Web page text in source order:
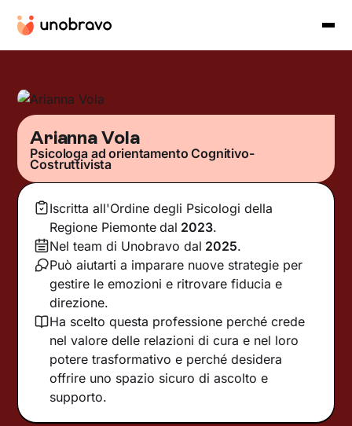
Arianna Vola
Psicologa ad orientamento Cognitivo-
Costruttivista
Iscritta all'Ordine degli Psicologi della
Regione Piemonte dal 2023.
Nel team di Unobravo dal 2025.
Può aiutarti a imparare nuove strategie per
gestire le emozioni e ritrovare fiducia e
direzione.
Ha scelto questa professione perché crede
nel valore delle relazioni di cura e nel loro
potere trasformativo e perché desidera
offrire uno spazio sicuro di ascolto e
supporto.